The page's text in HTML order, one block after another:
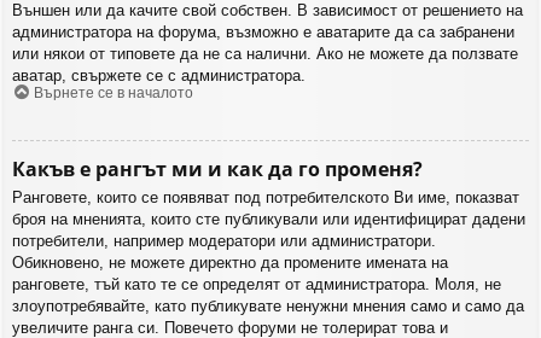
Външен или да качите свой собствен. В зависимост от решението на
администратора на форума, възможно е аватарите да са забранени
или някои от типовете да не са налични. Ако не можете да ползвате
аватар, свържете се с администратора.
Върнете се в началото
Какъв е рангът ми и как да го променя?
Ранговете, които се появяват под потребителското Ви име, показват
броя на мненията, които сте публикували или идентифицират дадени
потребители, например модератори или администратори.
Обикновено, не можете директно да промените имената на
ранговете, тъй като те се определят от администратора. Моля, не
злоупотребявайте, като публикувате ненужни мнения само и само да
увеличите ранга си. Повечето форуми не толерират това и